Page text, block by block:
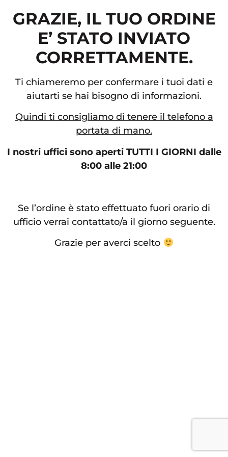
GRAZIE, IL TUO ORDINE
E’ STATO INVIATO
CORRETTAMENTE.
Ti chiameremo per confermare i tuoi dati e
aiutarti se hai bisogno di informazioni.
Quindi ti consigliamo di tenere il telefono a
portata di mano.
I nostri uffici sono aperti TUTTI I GIORNI dalle
8:00 alle 21:00
Se l’ordine è stato effettuato fuori orario di
ufficio verrai contattato/a il giorno seguente.
Grazie per averci scelto